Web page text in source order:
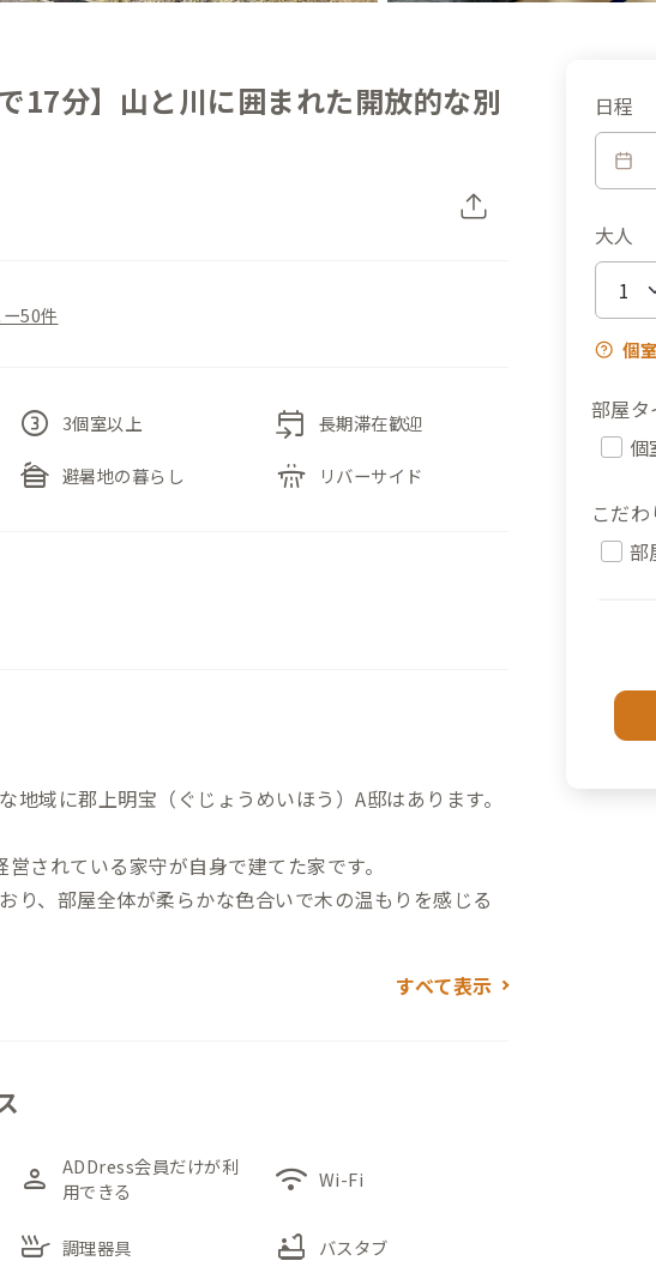
17分】山と川に囲まれた開放的な別
50件
counter_3 3個室以上 event_upcoming 長期滞在歓迎
cabin 避暑地の暮らし flyover リバーサイド
地域に郡上明宝（ぐじょうめいほう）A邸はあります。
されている家守が自身で建てた家です。
り、部屋全体が柔らかな色合いで木の温もりを感じる
4.5畳の合計3個室。全部屋和室ですが、PC作業が可能
井となっており、開放的な別荘ライフを楽しめます。
テレワークの合間の散歩に最適です。
の中でリフレッシュをしたい方にはおすすめの家で
すべて表示
person
ADDress会員だけが利
用できる
wifi Wi-Fi
skillet 調理器具 bathtub バスタブ
日程
大人
個
部屋タ
個
こだ
部